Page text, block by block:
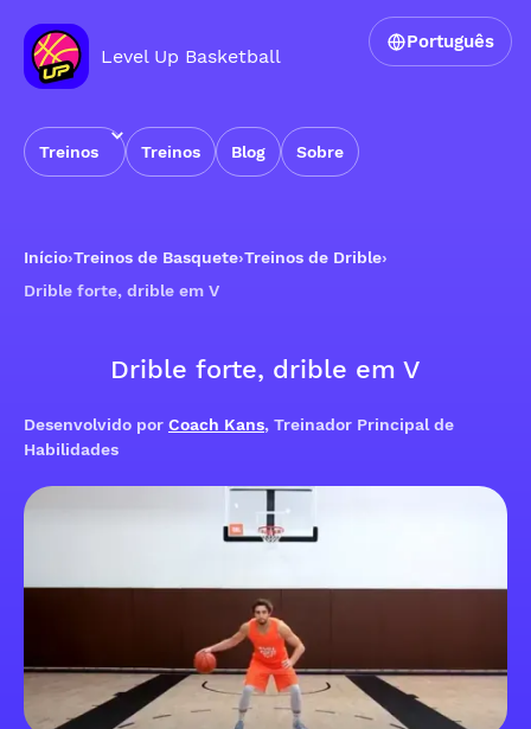
Level Up Basketball
Treinos Treinos Blog Sobre
Português
Início›Treinos de Basquete›Treinos de Drible›
Drible forte, drible em V
Drible forte, drible em V
Desenvolvido por Coach Kans, Treinador Principal de
Habilidades